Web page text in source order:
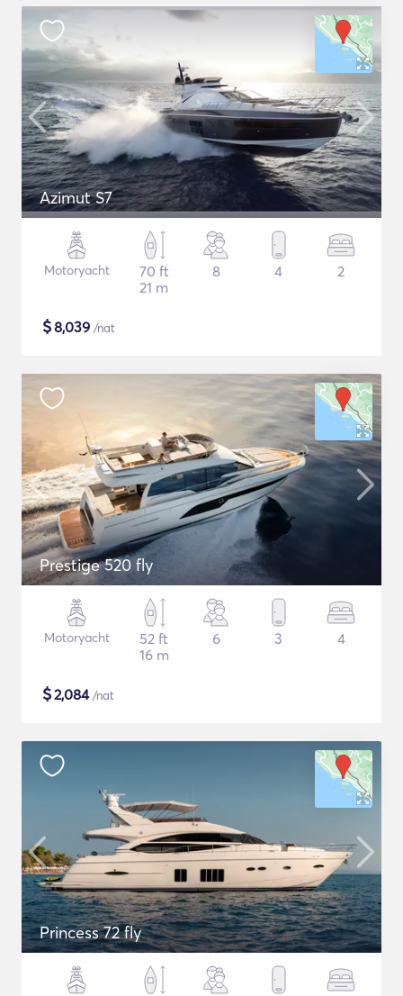
Azimut S7
Motoryacht
70 ft
21 m
8 4 2
$8,039 /nat
Prestige 520 fly
Motoryacht
52 ft
16 m
6 3 4
$2,084/nat
Princess 72 fly